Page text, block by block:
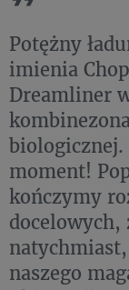
Potężny
imienia
Dreamliner
moment!
kończymy
docelowych,
naszego